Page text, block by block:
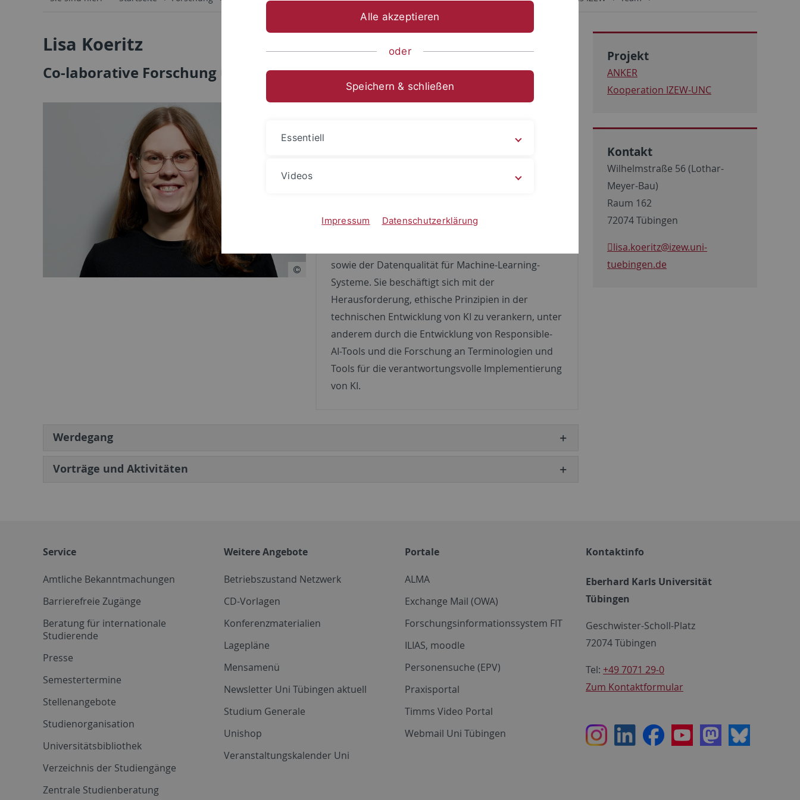
Lisa Koeritz
Co-laborative Forschung und Innovation
Mitarbeiterin am IZEW. Sie hat einen M.Sc. in Data
Universität Potsdam und als Data Scientist in der
Responsible AI, insbesondere im Kontext von
sowie der Datenqualität für Machine-Learning-
Systeme. Sie beschäftigt sich mit der
Herausforderung, ethische Prinzipien in der
technischen Entwicklung von KI zu verankern, unter
anderem durch die Entwicklung von Responsible-
AI-Tools und die Forschung an Terminologien und
Tools für die verantwortungsvolle Implementierung
von KI.
Werdegang
Vorträge und Aktivitäten
Projekt
ANKER
Kooperation IZEW-UNC
Kontakt
Wilhelmstraße 56 (Lothar-
Meyer-Bau)
Raum 162
72074 Tübingen
lisa.koeritz@izew.uni-
tuebingen.de
Service
Amtliche Bekanntmachungen
Barrierefreie Zugänge
Beratung für internationale
Studierende
Presse
Semestertermine
Stellenangebote
Studienorganisation
Universitätsbibliothek
Verzeichnis der Studiengänge
Zentrale Studienberatung
Weitere Angebote
Betriebszustand Netzwerk
CD-Vorlagen
Konferenzmaterialien
Lagepläne
Mensamenü
Newsletter Uni Tübingen aktuell
Studium Generale
Unishop
Veranstaltungskalender Uni
Portale
ALMA
Exchange Mail (OWA)
Forschungsinformationssystem FIT
ILIAS, moodle
Personensuche (EPV)
Praxisportal
Timms Video Portal
Webmail Uni Tübingen
Kontaktinfo
Eberhard Karls Universität
Tübingen
Geschwister-Scholl-Platz
72074 Tübingen
Tel: +49 7071 29-0
Zum Kontaktformular
InstagramLinkedInFacebookYoutubeMastodon
Bluesky
Alle akzeptieren
oder
Speichern & schließen
Essentiell
Videos
Impressum Datenschutzerklärung